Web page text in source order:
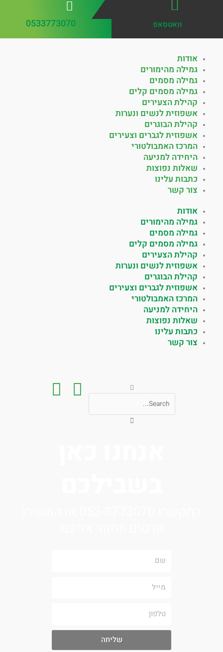
וואטסאפ 0533773070
אודות
גמילה מהימורים
גמילה מסמים
גמילה מסמים קלים
קהילת הצעירים
אשפוזית לנשים ונערות
קהילת הבוגרים
אשפוזית לגברים וצעירים
המרכז האמבולטורי
היחידה למניעה
שאלות נפוצות
כתבות עלינו
צור קשר
אודות
גמילה מהימורים
גמילה מסמים
גמילה מסמים קלים
קהילת הצעירים
אשפוזית לנשים ונערות
קהילת הבוגרים
אשפוזית לגברים וצעירים
המרכז האמבולטורי
היחידה למניעה
שאלות נפוצות
כתבות עלינו
צור קשר
שליחה